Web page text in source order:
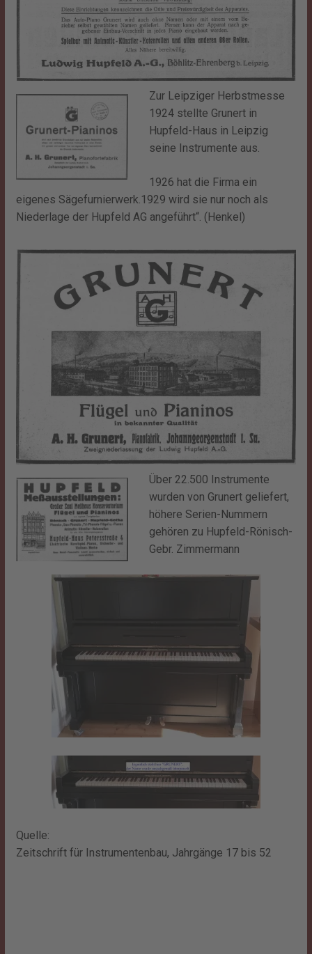
Zur Leipziger Herbstmesse
1924 stellte Grunert in
Hupfeld-Haus in Leipzig
seine Instrumente aus.
1926 hat die Firma ein
eigenes Sägefurnierwerk.1929 wird sie nur noch als
Niederlage der Hupfeld AG angeführt“. (Henkel)
Über 22.500 Instrumente
wurden von Grunert geliefert,
höhere Serien-Nummern
gehören zu Hupfeld-Rönisch-
Gebr. Zimmermann
Quelle:
Zeitschrift für Instrumentenbau, Jahrgänge 17 bis 52